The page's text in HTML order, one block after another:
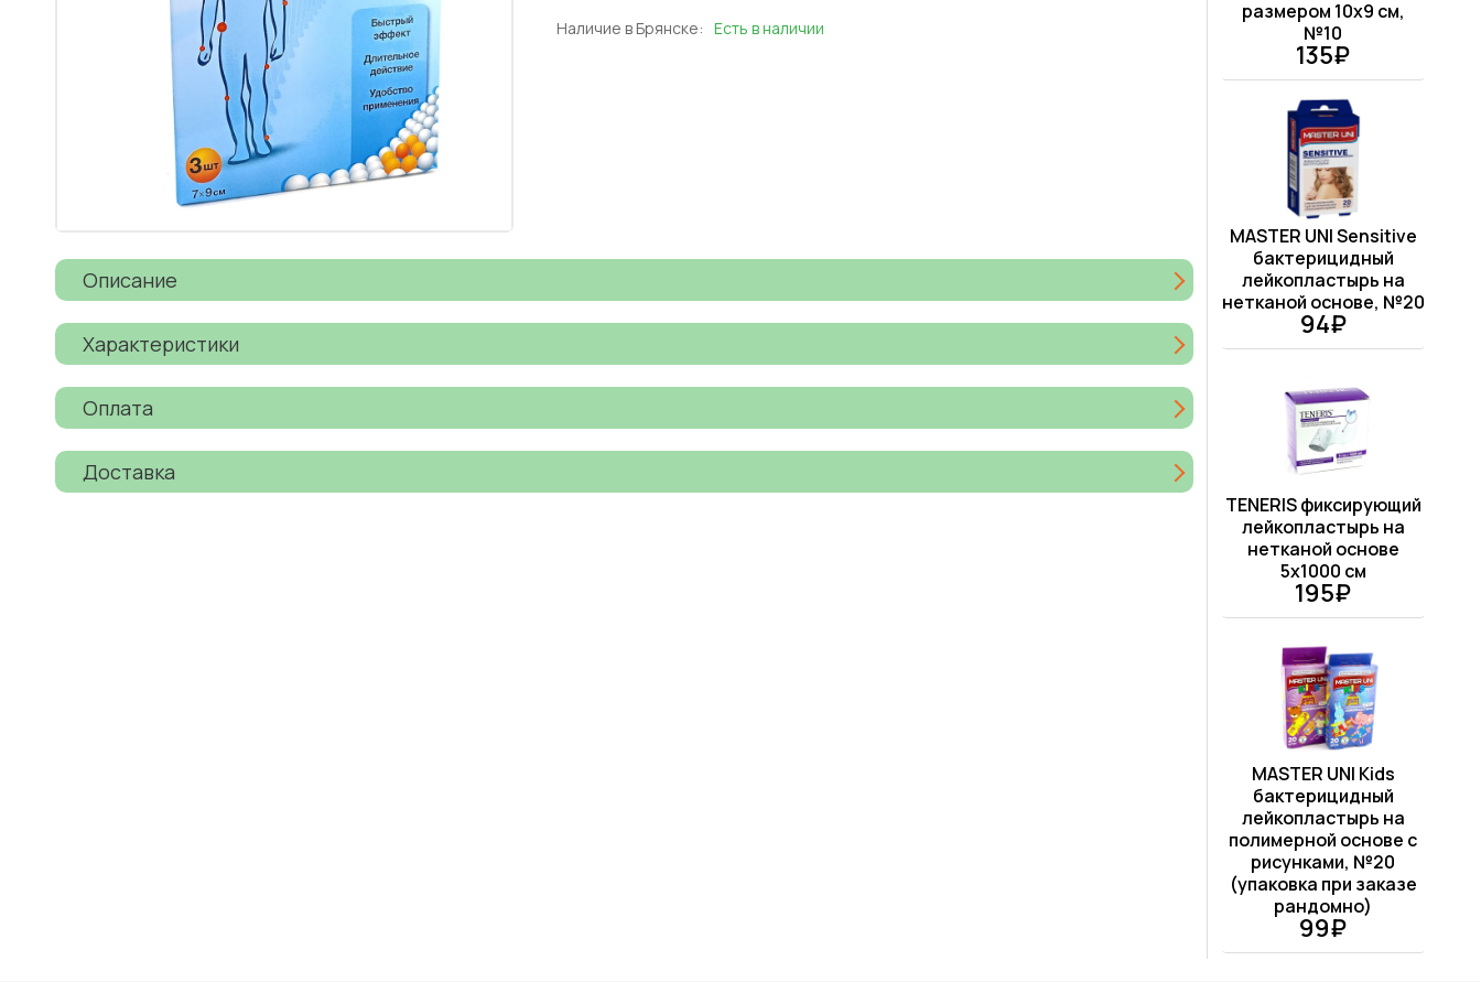
Наличие в Брянске: Есть в наличии
Описание
Характеристики
Оплата
Доставка
размером 10х9 см,
№10
135₽
MASTER UNI Sensitive
бактерицидный
лейкопластырь на
нетканой основе, №20
94₽
TENERIS фиксирующий
лейкопластырь на
нетканой основе
5x1000 см
195₽
MASTER UNI Kids
бактерицидный
лейкопластырь на
полимерной основе с
рисунками, №20
(упаковка при заказе
рандомно)
99₽